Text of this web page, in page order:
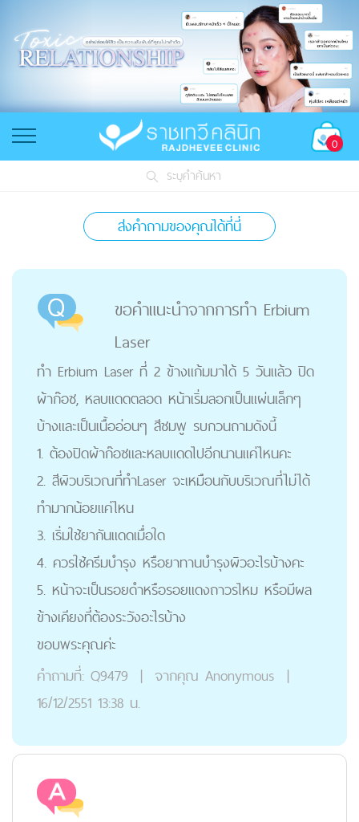
0
ระบุคำค้นหา
ส่งคำถามของคุณได้ที่นี่
ขอคำแนะนำจากการทำ Erbium
Laser
ทำ Erbium Laser ที่ 2 ข้างแก้มมาได้ 5 วันแล้ว ปิด
ผ้าก๊อซ, หลบแดดตลอด หน้าเริ่มลอกเป็นแผ่นเล็กๆ
บ้างและเป็นเนื้ออ่อนๆ สีชมพู รบกวนถามดังนี้
1. ต้องปิดผ้าก๊อซและหลบแดดไปอีกนานแค่ไหนคะ
2. สีผิวบริเวณที่ทำLaser จะเหมือนกับบริเวณที่ไม่ได้
ทำมากน้อยแค่ไหน
3. เริ่มใช้ยากันแดดเมื่อใด
4. ควรใช้ครีมบำรุง หรือยาทานบำรุงผิวอะไรบ้างคะ
5. หน้าจะเป็นรอยดำหรือรอยแดงถาวรไหม หรือมีผล
ข้างเคียงที่ต้องระวังอะไรบ้าง
ขอบพระคุณค่ะ
คำถามที่: Q9479 | จากคุณ Anonymous |
16/12/2551 13:38 น.